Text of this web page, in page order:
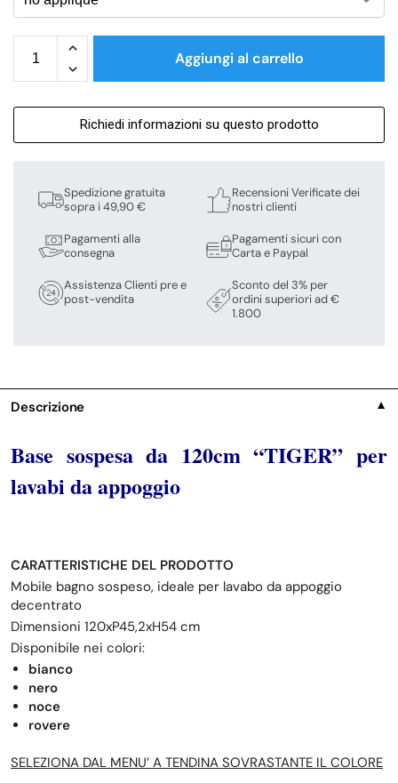
Aggiungi al carrello
Richiedi informazioni su questo prodotto
Spedizione gratuita
sopra i 49,90 €
Pagamenti alla
consegna
Assistenza Clienti pre e
post-vendita
Recensioni Verificate dei
nostri clienti
Pagamenti sicuri con
Carta e Paypal
Sconto del 3% per
ordini superiori ad €
1.800
Descrizione ▼
Base sospesa da 120cm “TIGER” per
lavabi da appoggio
CARATTERISTICHE DEL PRODOTTO
Mobile bagno sospeso, ideale per lavabo da appoggio
decentrato
Dimensioni 120xP45,2xH54 cm
Disponibile nei colori:
bianco
nero
noce
rovere
SELEZIONA DAL MENU’ A TENDINA SOVRASTANTE IL COLORE